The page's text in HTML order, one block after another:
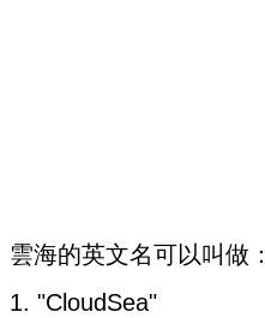
雲海的英文名可以叫做：
1. "CloudSea"